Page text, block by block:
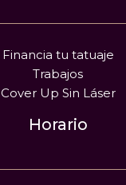
Financia tu tatuaje
Trabajos
Cover Up Sin Láser
Horario